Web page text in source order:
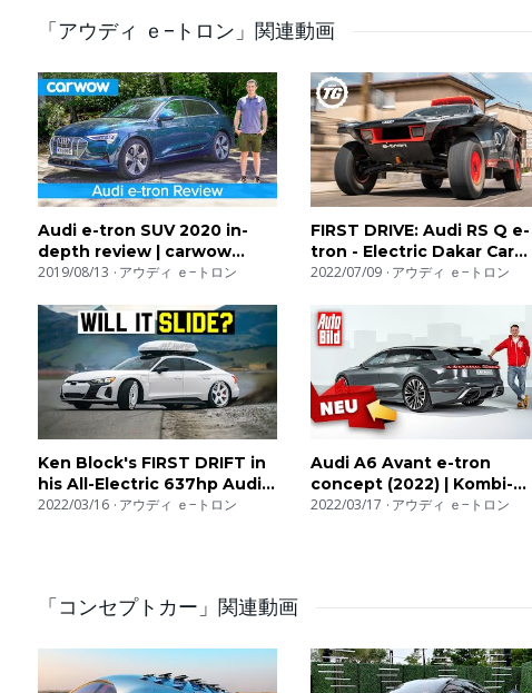
Comment, like, dislike, share!
–
Follow us: https://www.youtube.com/channel/
✅ Source: Aud
「アウディ ｅ−トロン」関連動画
Audi e-tron SUV 2020 in-
depth review | carwow
Reviews
2019/08/13 アウディ ｅ−トロン
FIRST DRIVE: Audi RS Q e-
tron - Electric Dakar Car
Tested On and Off-Road |
2022/07/09 アウディ ｅ−トロン
Ken Block's FIRST DRIFT in
his All-Electric 637hp Audi
RS e-tron GT!
2022/03/16 アウディ ｅ−トロン
Audi A6 Avant e-tron
concept (2022) | Kombi-
Studie erinnert an den RS
2022/03/17 アウディ ｅ−トロン
「コンセプトカー」関連動画